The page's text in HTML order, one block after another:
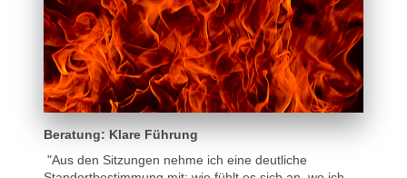
Beratung: Klare Führung
"Aus den Sitzungen nehme ich eine deutliche